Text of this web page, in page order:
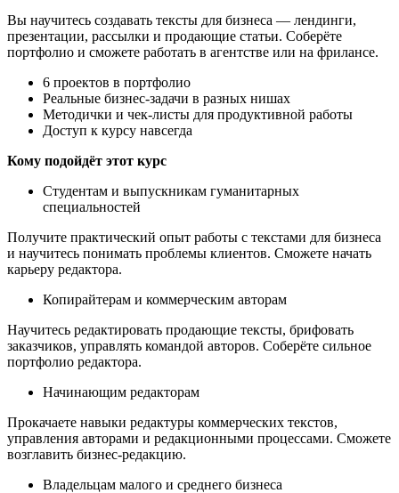
Вы научитесь создавать тексты для бизнеса — лендинги,
презентации, рассылки и продающие статьи. Соберёте
портфолио и сможете работать в агентстве или на фрилансе.
6 проектов в портфолио
Реальные бизнес-задачи в разных нишах
Методички и чек-листы для продуктивной работы
Доступ к курсу навсегда
Кому подойдёт этот курс
Студентам и выпускникам гуманитарных
специальностей
Получите практический опыт работы с текстами для бизнеса
и научитесь понимать проблемы клиентов. Сможете начать
карьеру редактора.
Копирайтерам и коммерческим авторам
Научитесь редактировать продающие тексты, брифовать
заказчиков, управлять командой авторов. Соберёте сильное
портфолио редактора.
Начинающим редакторам
Прокачаете навыки редактуры коммерческих текстов,
управления авторами и редакционными процессами. Сможете
возглавить бизнес-редакцию.
Владельцам малого и среднего бизнеса